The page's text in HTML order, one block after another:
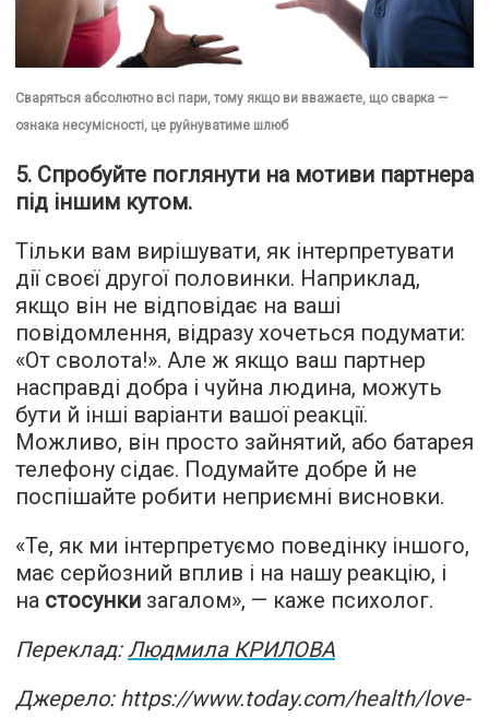
Сваряться абсолютно всі пари, тому якщо ви вважаєте, що сварка —
ознака несумісності, це руйнуватиме шлюб
5. Спробуйте поглянути на мотиви партнера
під іншим кутом.
Тільки вам вирішувати, як інтерпретувати
дії своєї другої половинки. Наприклад,
якщо він не відповідає на ваші
повідомлення, відразу хочеться подумати:
«От сволота!». Але ж якщо ваш партнер
насправді добра і чуйна людина, можуть
бути й інші варіанти вашої реакції.
Можливо, він просто зайнятий, або батарея
телефону сідає. Подумайте добре й не
поспішайте робити неприємні висновки.
«Те, як ми інтерпретуємо поведінку іншого,
має серйозний вплив і на нашу реакцію, і
на стосунки загалом», — каже психолог.
Переклад:Людмила КРИЛОВА
Джерело: https://www.today.com/health/love-